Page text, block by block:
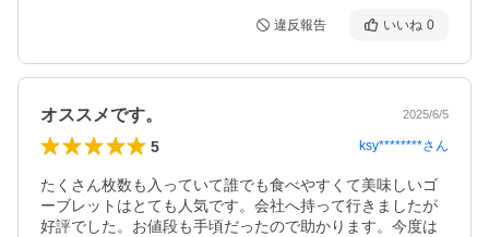
違反報告 いいね 0
オススメです。 2025/6/5
5 ksy********さん
たくさん枚数も入っていて誰でも食べやすくて美味しいゴ
ーブレットはとても人気です。会社へ持って行きましたが
好評でした。お値段も手頃だったので助かります。今度は